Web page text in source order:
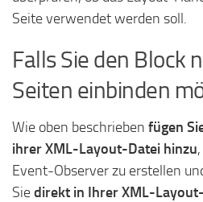
Seite verwendet werden soll.
Falls Sie den Block
Seiten einbinden
Wie oben beschrieben fügen
ihrer XML-Layout-Datei hinzu
Event-Observer zu erstellen
Siedirekt in Ihrer XML-